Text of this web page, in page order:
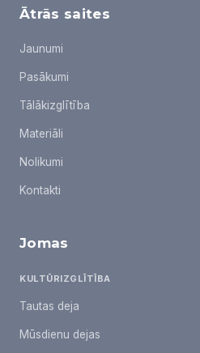
Ātrās saites
Jaunumi
Pasākumi
Tālākizglītība
Materiāli
Nolikumi
Kontakti
Jomas
KULTŪRIZGLĪTĪBA
Tautas deja
Mūsdienu dejas